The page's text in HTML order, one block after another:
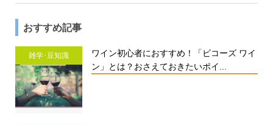
おすすめ記事
雑学･豆知識
ワイン初心者におすすめ！「ビコーズ ワイ
ン」とは？おさえておきたいポイ...